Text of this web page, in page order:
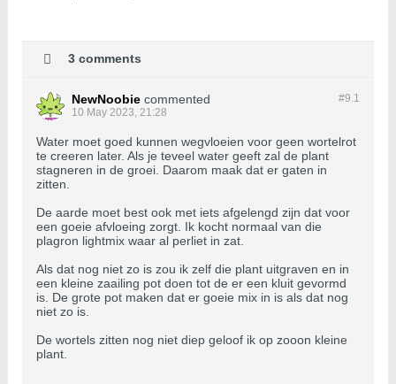
3 comments
#9.1
NewNoobie commented
10 May 2023, 21:28
Water moet goed kunnen wegvloeien voor geen wortelrot
te creeren later. Als je teveel water geeft zal de plant
stagneren in de groei. Daarom maak dat er gaten in
zitten.
De aarde moet best ook met iets afgelengd zijn dat voor
een goeie afvloeing zorgt. Ik kocht normaal van die
plagron lightmix waar al perliet in zat.
Als dat nog niet zo is zou ik zelf die plant uitgraven en in
een kleine zaailing pot doen tot de er een kluit gevormd
is. De grote pot maken dat er goeie mix in is als dat nog
niet zo is.
De wortels zitten nog niet diep geloof ik op zooon kleine
plant.